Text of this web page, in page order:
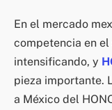
En el mercado
competencia en
intensificando, y
pieza importante.
a México del